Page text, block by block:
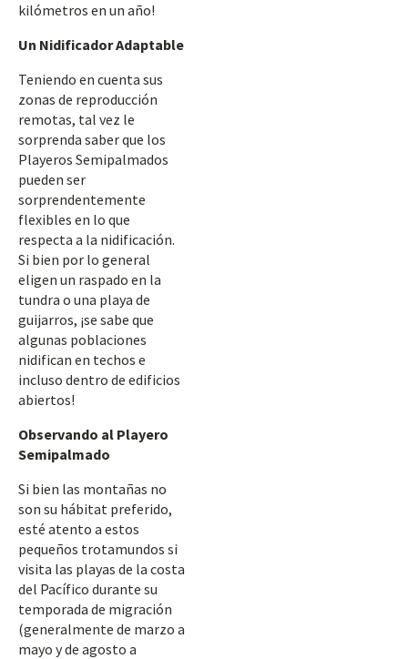
kilómetros en un año!
Un Nidificador Adaptable
Teniendo en cuenta sus
zonas de reproducción
remotas, tal vez le
sorprenda saber que los
Playeros Semipalmados
pueden ser
sorprendentemente
flexibles en lo que
respecta a la nidificación.
Si bien por lo general
eligen un raspado en la
tundra o una playa de
guijarros, ¡se sabe que
algunas poblaciones
nidifican en techos e
incluso dentro de edificios
abiertos!
Observando al Playero
Semipalmado
Si bien las montañas no
son su hábitat preferido,
esté atento a estos
pequeños trotamundos si
visita las playas de la costa
del Pacífico durante su
temporada de migración
(generalmente de marzo a
mayo y de agosto a